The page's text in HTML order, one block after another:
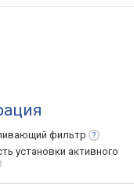
фильтр
установки активного